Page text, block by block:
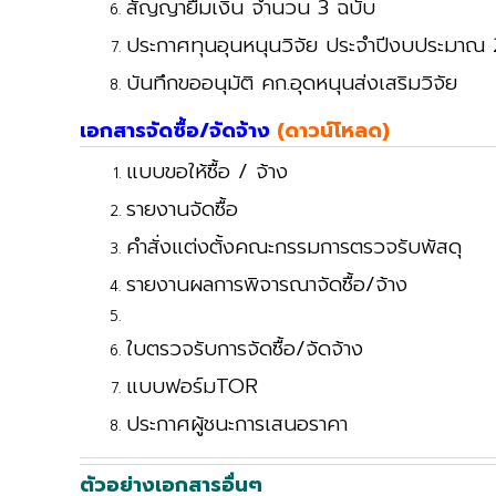
สัญญายืมเงิน จำนวน 3 ฉบับ
ประกาศทุนอุนหนุนวิจัย ประจำปีงบประมาณ
บันทึกขออนุมัติ คก.อุดหนุนส่งเสริมวิจัย
เอกสารจัดซื้อ/จัดจ้าง (ดาวน์โหลด)
แบบขอให้ซื้อ / จ้าง
รายงานจัดซื้อ
คำสั่งแต่งตั้งคณะกรรมการตรวจรับพัสดุ
รายงานผลการพิจารณาจัดซื้อ/จ้าง
ใบตรวจรับการจัดซื้อ/จัดจ้าง
แบบฟอร์มTOR
ประกาศผู้ชนะการเสนอราคา
ตัวอย่างเอกสารอื่นๆ